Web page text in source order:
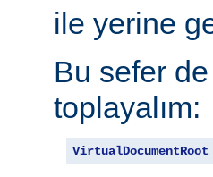
ile yerine
Bu sefer
toplayalım:
VirtualDocumentRoot